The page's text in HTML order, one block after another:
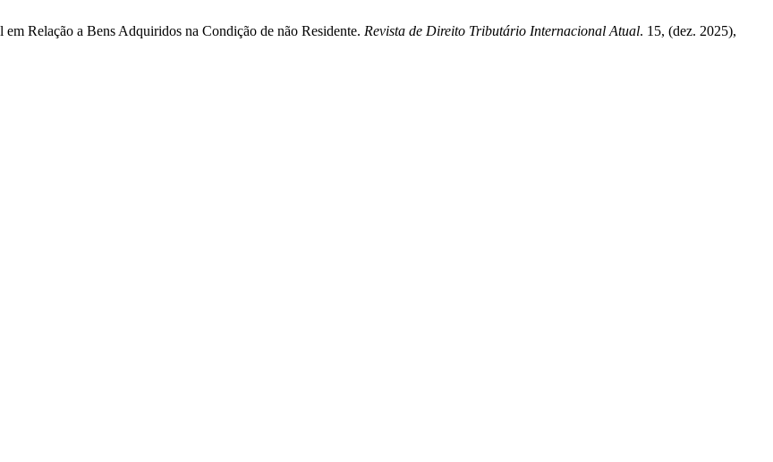
Relação a Bens Adquiridos na Condição de não Residente. Revista de Direito Tributário Internacional Atual. 15, (dez. 2025),